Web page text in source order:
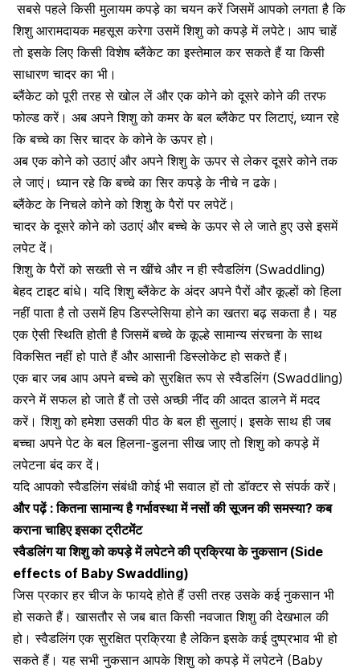
सबसे पहले किसी मुलायम कपड़े का चयन करें जिसमें आपको लगता है कि
शिशु आरामदायक महसूस करेगा उसमेंशिशु को कपड़े में लपेटे। आप चाहें
तो इसके लिए किसी विशेष ब्लैंकेट का इस्तेमाल कर सकते हैं या किसी
साधारण चादर का भी।
ब्लैंकेट को पूरी तरह से खोल लें और एक कोने को दूसरे कोने की तरफ
फोल्ड करें। अब अपने शिशु को कमर के बल ब्लैंकेट पर लिटाएं, ध्यान रहे
कि बच्चे का सिर चादर के कोने के ऊपर हो।
अब एक कोने को उठाएं और अपने शिशु के ऊपर से लेकर दूसरे कोने तक
ले जाएं। ध्यान रहे कि बच्चे का सिर कपड़े के नीचे न ढके।
ब्लैंकेट के निचले कोने को शिशु के पैरों पर लपेटें।
चादर के दूसरे कोने को उठाएं और बच्चे के ऊपर से ले जाते हुए उसे इसमें
लपेट दें।
शिशु के पैरों को सख्ती से न खींचे और न हीस्वैडलिंग (Swaddling)
बेहद टाइट बांधे। यदि शिशु ब्लैंकेट के अंदर अपने पैरों और कूल्हों को हिला
नहीं पाता है तो उसमें हिपडिस्प्लेसिया होने का खतरा बढ़ सकता है। यह
एक ऐसी स्थिति होती है जिसमें बच्चे के कूल्हे सामान्य संरचना के साथ
विकसित नहीं हो पाते हैं और आसानी डिस्लोकेट हो सकते हैं।
एक बार जब आप अपने बच्चे को सुरक्षित रूप सेस्वैडलिंग (Swaddling)
करने में सफल हो जाते हैं तो उसे अच्छी नींद की आदत डालने में मदद
करें। शिशु को हमेशा उसकी पीठ के बल ही सुलाएं। इसके साथ ही जब
बच्चा अपने पेट के बल हिलना-डुलना सीख जाए तो शिशु को कपड़े में
लपेटना बंद कर दें।
यदि आपकोस्वैडलिंग संबंधी कोई भी सवाल हों तो डॉक्टर से संपर्क करें।
और पढ़ें :कितना सामान्य है गर्भावस्था में नसोंकीसूजन की समस्या? कब
कराना चाहिए इसका ट्रीटमेंट
स्वैडलिंग याशिशु को कपड़े में लपेटने की प्रक्रियाके नुकसान (Side
effects of Baby Swaddling)
जिस प्रकार हर चीज के फायदे होते हैं उसी तरह उसके कई नुकसान भी
हो सकते हैं। खासतौर से जब बात किसी नवजात शिशु की देखभाल की
हो।स्वैडलिंग एक सुरक्षित प्रक्रिया है लेकिन इसके कई दुष्प्रभाव भी हो
सकते हैं। यह सभी नुकसान आपके शिशु को कपड़े में लपेटने (Baby